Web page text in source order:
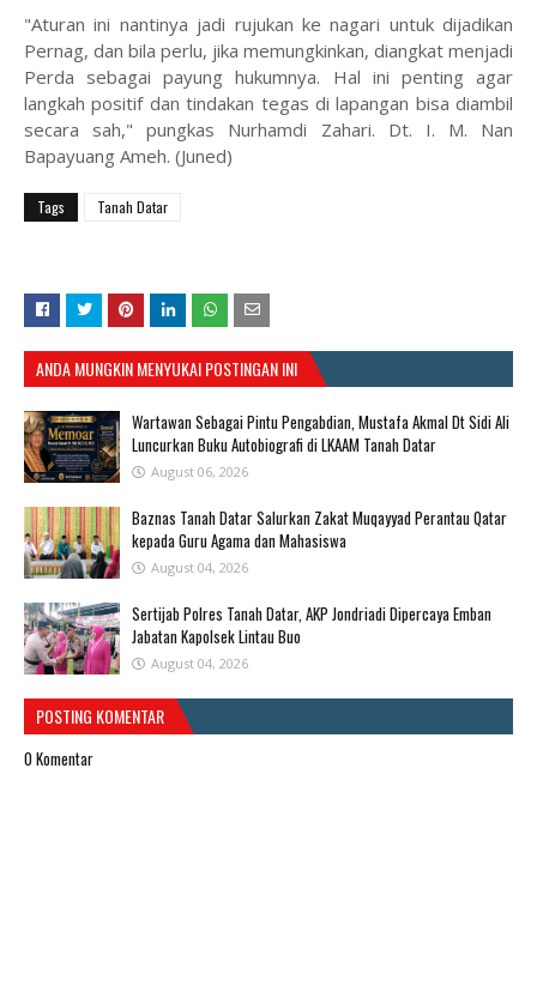
​"Aturan ini nantinya jadi rujukan ke nagari untuk dijadikan
Pernag, dan bila perlu, jika memungkinkan, diangkat menjadi
Perda sebagai payung hukumnya. Hal ini penting agar
langkah positif dan tindakan tegas di lapangan bisa diambil
secara sah," pungkas Nurhamdi Zahari. Dt. I. M. Nan
Bapayuang Ameh. (Juned)
Tags Tanah Datar
ANDA MUNGKIN MENYUKAI POSTINGAN INI
Wartawan Sebagai Pintu Pengabdian, Mustafa Akmal Dt Sidi Ali
Luncurkan Buku Autobiografi di LKAAM Tanah Datar
August 06, 2026
Baznas Tanah Datar Salurkan Zakat Muqayyad Perantau Qatar
kepada Guru Agama dan Mahasiswa
August 04, 2026
Sertijab Polres Tanah Datar, AKP Jondriadi Dipercaya Emban
Jabatan Kapolsek Lintau Buo
August 04, 2026
POSTING KOMENTAR
0 Komentar